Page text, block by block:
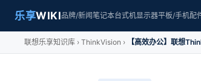
乐享WIKI品牌/新闻笔记本台式机显示器平板/手机配
联想乐享知识库 ThinkVision 【高效办公】联想